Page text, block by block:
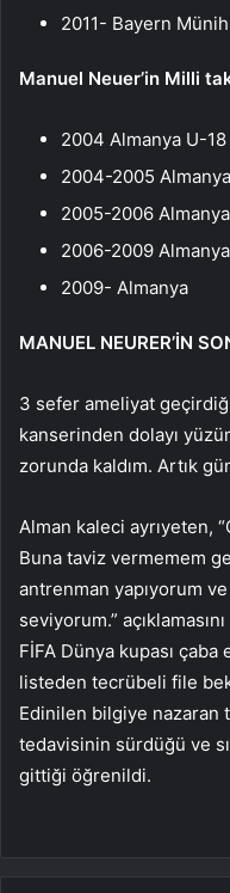
2011- Bayern Münih
Manuel Neuer’in Milli
2004 Almanya U-18
2004-2005
2005-2006
2006-2009
2009- Almanya
MANUEL NEURER’İN
3 sefer ameliyat
kanserinden dolayı
zorunda kaldım. Artık
Alman kaleci ayrıyeten,
Buna taviz vermemem
antrenman yapıyorum
seviyorum.”
FİFA Dünya kupası
listeden tecrübeli file
Edinilen bilgiye nazaran
tedavisinin sürdüğü ve
gittiği öğrenildi.